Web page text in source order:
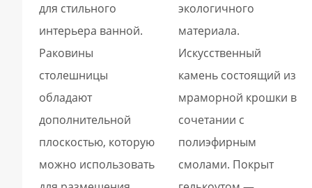
для стильного
интерьера ванной.
Раковины
столешницы
обладают
дополнительной
плоскостью, которую
можно использовать
экологичного
материала.
Искусственный
камень состоящий из
мраморной крошки в
сочетании с
полиэфирным
смолами. Покрыт